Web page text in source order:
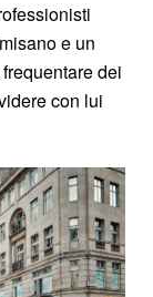
e un
dei
con lui